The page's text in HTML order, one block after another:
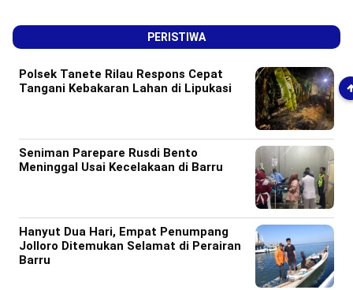
PERISTIWA
Polsek Tanete Rilau Respons Cepat
Tangani Kebakaran Lahan di Lipukasi
Seniman Parepare Rusdi Bento
Meninggal Usai Kecelakaan di Barru
Hanyut Dua Hari, Empat Penumpang
Jolloro Ditemukan Selamat di Perairan
Barru